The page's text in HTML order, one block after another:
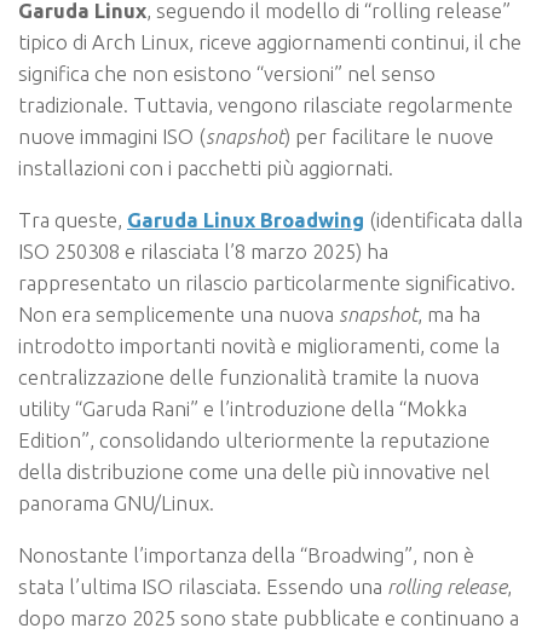
Garuda Linux, seguendo il modello di “rolling release”
tipico di Arch Linux, riceve aggiornamenti continui, il che
significa che non esistono “versioni” nel senso
tradizionale. Tuttavia, vengono rilasciate regolarmente
nuove immagini ISO (snapshot) per facilitare le nuove
installazioni con i pacchetti più aggiornati.
Tra queste, Garuda Linux Broadwing (identificata dalla
ISO 250308 e rilasciata l’8 marzo 2025) ha
rappresentato un rilascio particolarmente significativo.
Non era semplicemente una nuova snapshot, ma ha
introdotto importanti novità e miglioramenti, come la
centralizzazione delle funzionalità tramite la nuova
utility “Garuda Rani” e l’introduzione della “Mokka
Edition”, consolidando ulteriormente la reputazione
della distribuzione come una delle più innovative nel
panorama GNU/Linux.
Nonostante l’importanza della “Broadwing”, non è
stata l’ultima ISO rilasciata. Essendo una rolling release,
dopo marzo 2025 sono state pubblicate e continuano a